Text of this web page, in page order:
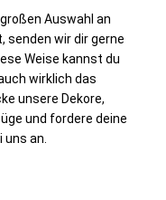
Auswahl an
senden wir dir gerne
Weise kannst du
wirklich das
unsere Dekore,
und fordere deine
an.